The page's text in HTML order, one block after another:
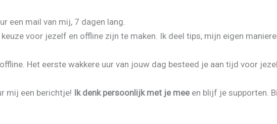
een mail van mij, 7 dagen lang.
voor jezelf en offline zijn te maken. Ik deel tips, mijn eigen
Het eerste wakkere uur van jouw dag besteed je aan tijd voor
mij een berichtje! Ik denk persoonlijk met je meeen blijf je supporten.